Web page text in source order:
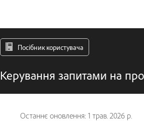
Посібник користувача
Керування запитами на
Останнє оновлення: 1 трав. 2026 р.